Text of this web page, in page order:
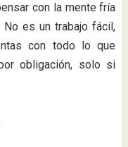
con la mente fría
es un trabajo fácil,
con todo lo que
obligación, solo si